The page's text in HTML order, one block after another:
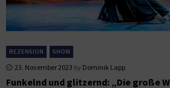
REZENSION SHOW
23. November 2023 by Dominik Lapp
Funkelnd und glitzernd: „Die große